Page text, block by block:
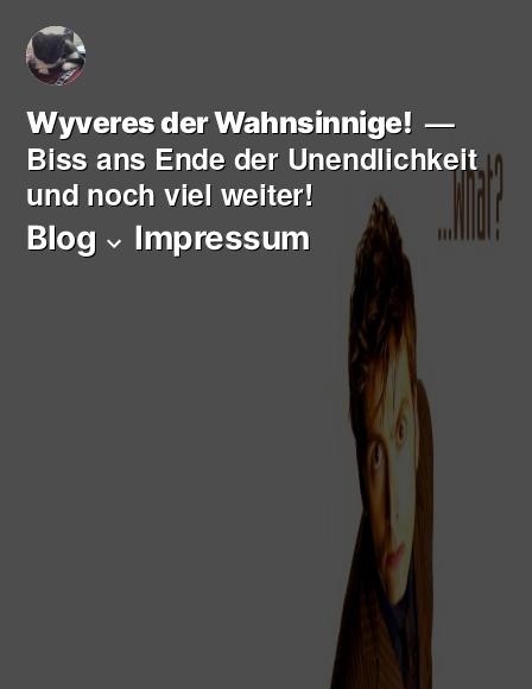
Zum
Inhalt
springen
Wyveres der Wahnsinnige!
Biss ans Ende der Unendlichkeit
und noch viel weiter!
Blog Impressum